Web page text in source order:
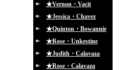
★Vernon・Vacit
★Jessica・Chavez
★Quinton・Bowannie
★Rose・Unkestine
★Judith・Calavaza
★Rose・Calavaza